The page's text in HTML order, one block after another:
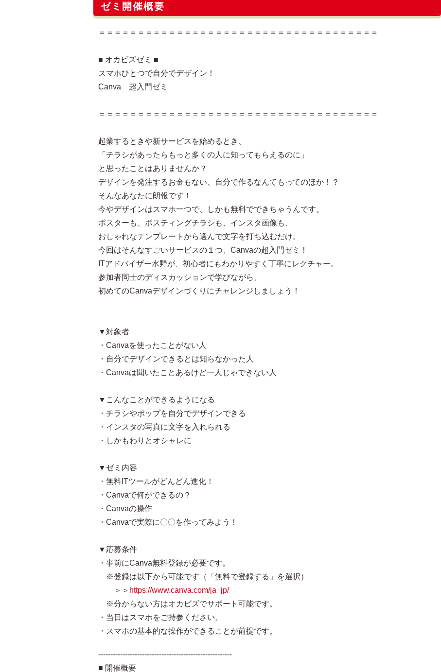
ゼミ開催概要
＝＝＝＝＝＝＝＝＝＝＝＝＝＝＝＝＝＝＝＝＝＝＝＝＝＝＝＝＝＝＝＝＝＝＝＝
■ オカビズゼミ ■
スマホひとつで自分でデザイン！
Canva 超入門ゼミ
＝＝＝＝＝＝＝＝＝＝＝＝＝＝＝＝＝＝＝＝＝＝＝＝＝＝＝＝＝＝＝＝＝＝＝＝
起業するときや新サービスを始めるとき、
「チラシがあったらもっと多くの人に知ってもらえるのに」
と思ったことはありませんか？
デザインを発注するお金もない、自分で作るなんてもってのほか！？
そんなあなたに朗報です！
今やデザインはスマホ一つで、しかも無料でできちゃうんです。
ポスターも、ポスティングチラシも、インスタ画像も、
おしゃれなテンプレートから選んで文字を打ち込むだけ。
今回はそんなすごいサービスの１つ、Canvaの超入門ゼミ！
ITアドバイザー水野が、初心者にもわかりやすく丁寧にレクチャー。
参加者同士のディスカッションで学びながら、
初めてのCanvaデザインづくりにチャレンジしましょう！
▼対象者
・Canvaを使ったことがない人
・自分でデザインできるとは知らなかった人
・Canvaは聞いたことあるけど一人じゃできない人
▼こんなことができるようになる
・チラシやポップを自分でデザインできる
・インスタの写真に文字を入れられる
・しかもわりとオシャレに
▼ゼミ内容
・無料ITツールがどんどん進化！
・Canvaで何ができるの？
・Canvaの操作
・Canvaで実際に〇〇を作ってみよう！
▼応募条件
・事前にCanva無料登録が必要です。
※登録は以下から可能です（「無料で登録する」を選択）
＞＞ https://www.canva.com/ja_jp/
※分からない方はオカビズでサポート可能です。
・当日はスマホをご持参ください。
・スマホの基本的な操作ができることが前提です。
-------------------------------------------------------
■ 開催概要